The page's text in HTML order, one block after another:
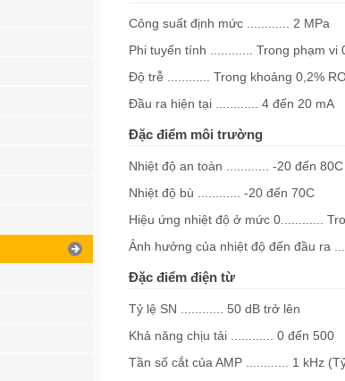
Công suất định mức ............ 2 MPa
Phi tuyến tính ............ Trong phạm vi
Độ trễ ............ Trong khoảng 0,2%
Đầu ra hiện tại ............ 4 đến 20 mA
Đặc điểm môi trường
Nhiệt độ an toàn ............ -20 đến 80C
Nhiệt độ bù ............ -20 đến 70C
Hiệu ứng nhiệt độ ở mức 0............
Ảnh hưởng của nhiệt độ đến đầu ra
Đặc điểm điện từ
Tỷ lệ SN ............ 50 dB trở lên
Khả năng chịu tải ............ 0 đến 500
Tần số cắt của AMP ............ 1 kHz